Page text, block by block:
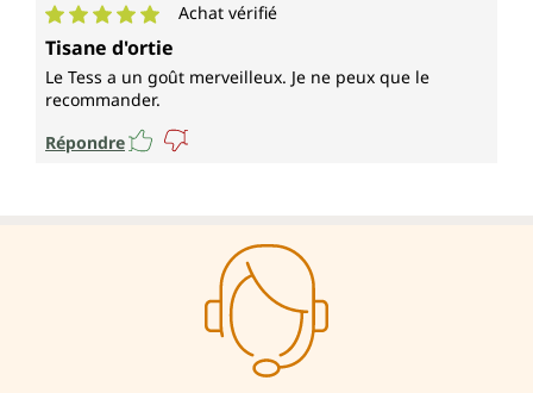
Note moyenne de 5 sur 5 étoiles
Achat vérifié
Tisane d'ortie
Le Tess a un goût merveilleux. Je ne peux que le
recommander.
Répondre